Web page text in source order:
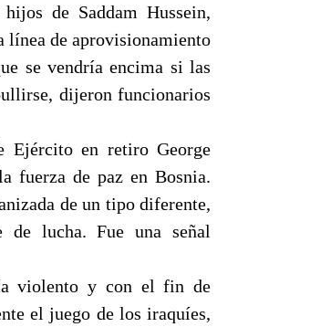
de Saddam Hussein,
línea de aprovisionamiento
se vendría encima si las
dijeron funcionarios
Ejército en retiro George
fuerza de paz en Bosnia.
de un tipo diferente,
de lucha. Fue una señal
violento y con el fin de
el juego de los iraquíes,